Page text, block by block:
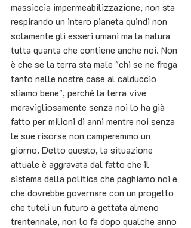
massiccia impermeabilizzazione, non sta
respirando un intero pianeta quindi non
solamente gli esseri umani ma la natura
tutta quanta che contiene anche noi. Non
è che se la terra sta male "chi se ne frega
tanto nelle nostre case al calduccio
stiamo bene", perché la terra vive
meravigliosamente senza noi lo ha già
fatto per milioni di anni mentre noi senza
le sue risorse non camperemmo un
giorno. Detto questo, la situazione
attuale è aggravata dal fatto che il
sistema della politica che paghiamo noi e
che dovrebbe governare con un progetto
che tuteli un futuro a gettata almeno
trentennale, non lo fa dopo qualche anno